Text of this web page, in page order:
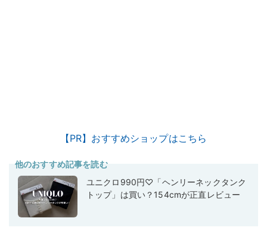
【PR】おすすめショップはこちら
他のおすすめ記事を読む
ユニクロ990円♡「ヘンリーネックタンク
トップ」は買い？154cmが正直レビュー